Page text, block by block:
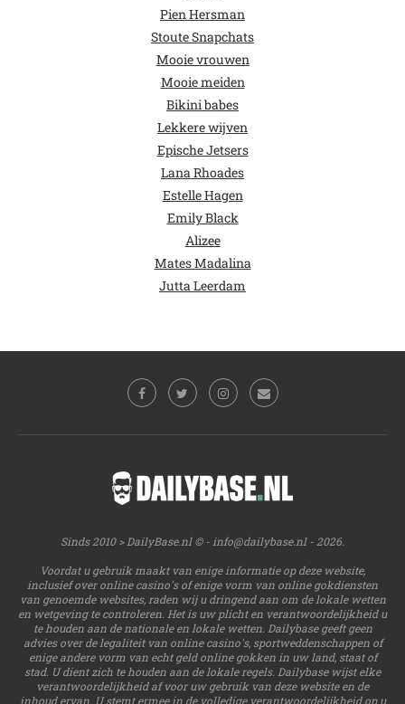
Pien Hersman
Stoute Snapchats
Mooie vrouwen
Mooie meiden
Bikini babes
Lekkere wijven
Epische Jetsers
Lana Rhoades
Estelle Hagen
Emily Black
Alizee
Mates Madalina
Jutta Leerdam
Sinds 2010 > DailyBase.nl © - info@dailybase.nl- 2026.
Voordat u gebruik maakt van enige informatie op deze website,
inclusief over online casino's of enige vorm van online gokdiensten
van genoemde websites, raden wij u dringend aan om de lokale wetten
en wetgeving te controleren. Het is uw plicht en verantwoordelijkheid u
te houden aan de nationale en lokale wetten. Dailybase geeft geen
advies over de legaliteit van online casino's, sportweddenschappen of
enige andere vorm van echt geld online gokken in uw land, staat of
stad. U dient zich te houden aan de lokale regels. Dailybase wijst elke
verantwoordelijkheid af voor uw gebruik van deze website en de
inhoud ervan. U stemt ermee in de volledige verantwoordelijkheid op u